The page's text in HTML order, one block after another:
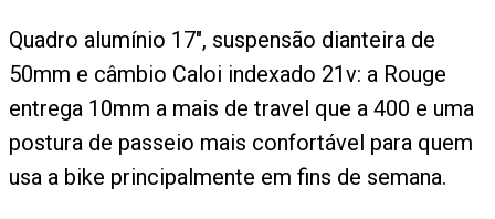
Quadro alumínio 17", suspensão dianteira de
50mm e câmbio Caloi indexado 21v: a Rouge
entrega 10mm a mais de travel que a 400 e uma
postura de passeio mais confortável para quem
usa a bike principalmente em fins de semana.